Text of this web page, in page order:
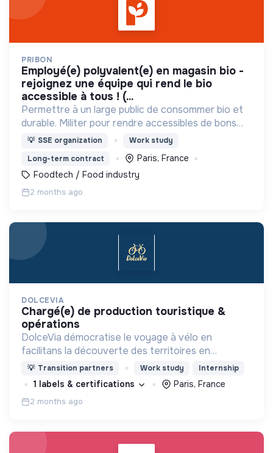
PRIBON
employé(e) polyvalent(e) en magasin bio -
rejoignez une équipe qui rend le bio
accessible à tous ! (...
Permettre à un large public de consommer bio et
durable. Militer pour rendre accessibles de bons
produits au plus grand nombre.
💡 SSE organization
Work study
Long-term contract
Paris, France
Foodtech / Food industry
2 months ago
DOLCEVIA
chargé(e) de production touristique &
opérations
DolceVia démocratise le voyage à vélo en
facilitans la découverte des territoires en
combinant : location de vélos adaptés d'un point A
à B, itinéraires personnalisés et services clés en
main .
💡 Transition partners Work study Internship
1 labels & certifications Paris, France
2 months ago